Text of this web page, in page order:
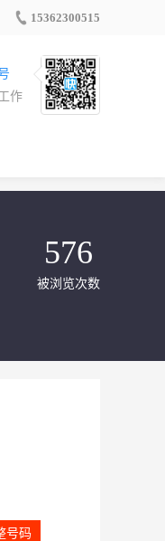
15362300515
作
576
被浏览次数
号码